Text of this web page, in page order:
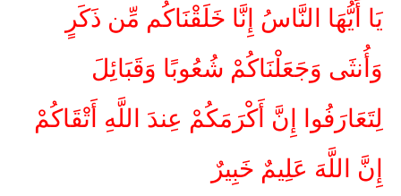
يَا أَيُّهَا النَّاسُ إِنَّا خَلَقْنَاكُم مِّن ذَكَرٍ
وَأُنثَى وَجَعَلْنَاكُمْ شُعُوبًا وَقَبَائِلَ
لِتَعَارَفُوا إِنَّ أَكْرَمَكُمْ عِندَ اللَّهِ أَتْقَاكُمْ
إِنَّ اللَّهَ عَلِيمٌ خَبِيرٌ